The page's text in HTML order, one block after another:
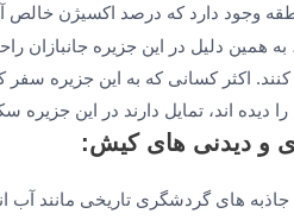
4 منطقه وجود دارد که درصد اکسیژن
دلیل در این جزیره جانبازان
اکثر کسانی که به این جزیره سفر
دیده اند، تمایل دارند در این جزیره
و دیدنی های کیش:
های گردشگری تاریخی مانند آب